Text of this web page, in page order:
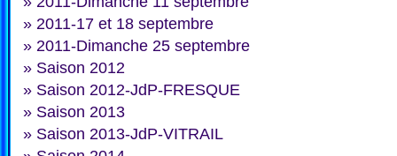
» 2011-17 et 18 septembre
» 2011-Dimanche 25 septembre
» Saison 2012
» Saison 2012-JdP-FRESQUE
» Saison 2013
» Saison 2013-JdP-VITRAIL